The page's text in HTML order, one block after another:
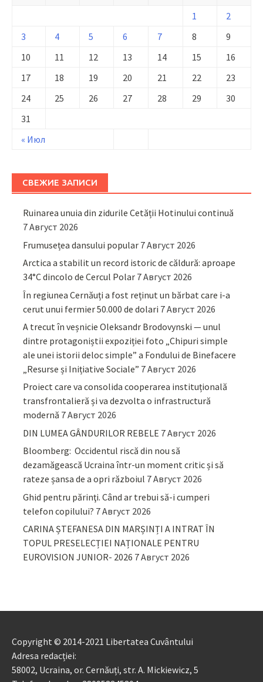
« Июл
1
2
3
4 5 6 7 8
9
10
11 12 13 14 15
16
17
18 19 20 21 22
23
24
25 26 27 28 29
30
31
СВЕЖИЕ ЗАПИСИ
Ruinarea unuia din zidurile Cetății Hotinului continuă
7 Август 2026
Frumusețea dansului popular 7 Август 2026
Arctica a stabilit un record istoric de căldură: aproape
34°C dincolo de Cercul Polar 7 Август 2026
În regiunea Cernăuți a fost reținut un bărbat care i-a
cerut unui fermier 50.000 de dolari 7 Август 2026
A trecut în veșnicie Oleksandr Brodovynski — unul
dintre protagoniștii expoziției foto „Chipuri simple
ale unei istorii deloc simple” a Fondului de Binefacere
„Resurse și Inițiative Sociale” 7 Август 2026
Proiect care va consolida cooperarea instituțională
transfrontalieră și va dezvolta o infrastructură
modernă 7 Август 2026
DIN LUMEA GÂNDURILOR REBELE 7 Август 2026
Bloomberg: Occidentul riscă din nou să
dezamăgească Ucraina într-un moment critic și să
rateze șansa de a opri războiul 7 Август 2026
Ghid pentru părinţi. Când ar trebui să-i cumperi
telefon copilului? 7 Август 2026
CARINA ȘTEFANESA DIN MARȘINȚI A INTRAT ÎN
TOPUL PRESELECȚIEI NAȚIONALE PENTRU
EUROVISION JUNIOR- 2026 7 Август 2026
Copyright © 2014-2021 Libertatea Cuvântului
Adresa redacției:
58002, Ucraina, or. Cernăuți, str. A. Mickiewicz, 5